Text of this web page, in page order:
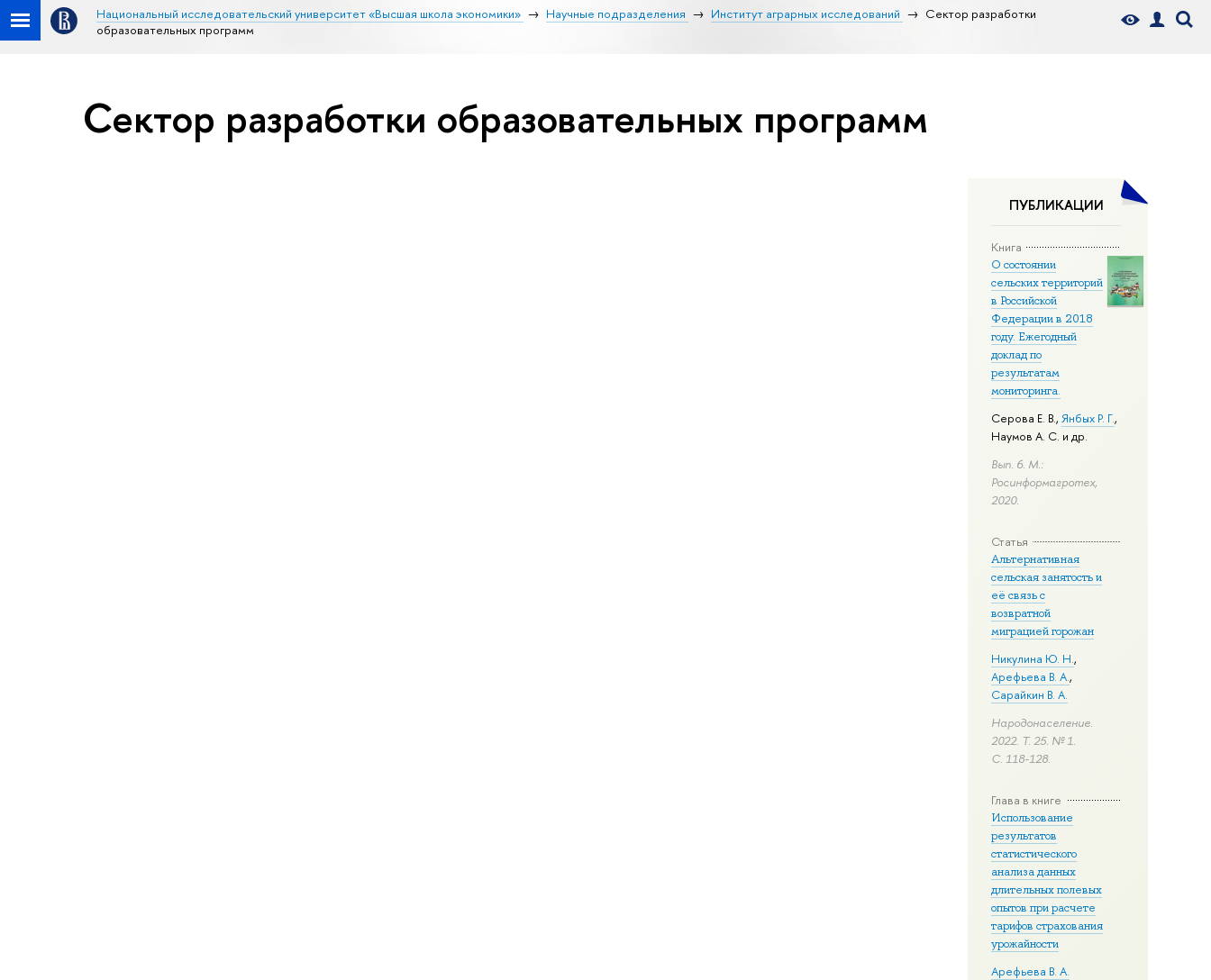
Национальный исследовательский университет «Высшая школа экономики» Научные подразделения Институт аграрных исследований
Сектор разработки
образовательных программ
Сектор разработки образовательных программ
ПУБЛИКАЦИИ
Книга
О состоянии
сельских территорий
в Российской
Федерации в 2018
году. Ежегодный
доклад по
результатам
мониторинга.
Серова Е. В., Янбых Р. Г.,
Наумов А. С. и др.
Вып. 6. М.:
Росинформагротех,
2020.
Статья
Альтернативная
сельская занятость и
её связь с
возвратной
миграцией горожан
Никулина Ю. Н.,
Арефьева В. А.,
Сарайкин В. А.
Народонаселение.
2022. Т. 25. № 1.
С. 118-128.
Глава в книге
Использование
результатов
статистического
анализа данных
длительных полевых
опытов при расчете
тарифов страхования
урожайности
Арефьева В. А.